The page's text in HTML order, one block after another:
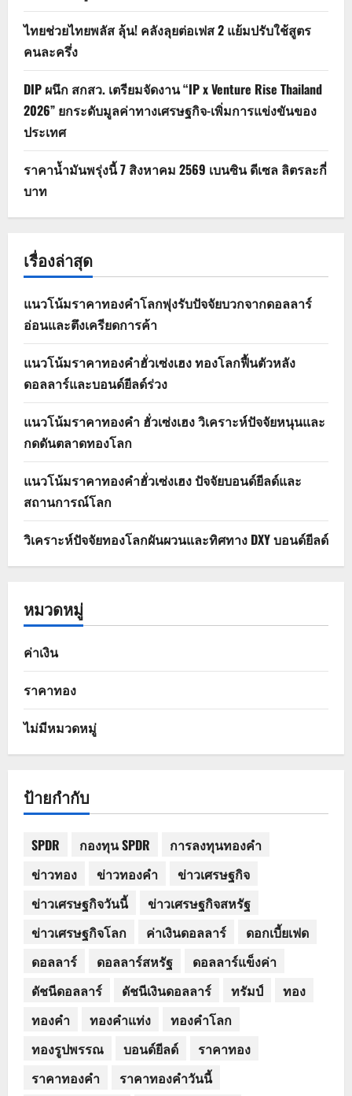
ไทยช่วยไทยพลัส ลุ้น! คลังลุยต่อเฟส 2 แย้มปรับใช้สูตร
คนละครึ่ง
DIP ผนึก สกสว. เตรียมจัดงาน “IP x Venture Rise Thailand
2026” ยกระดับมูลค่าทางเศรษฐกิจ-เพิ่มการแข่งขันของ
ประเทศ
ราคาน้ำมันพรุ่งนี้ 7 สิงหาคม 2569 เบนซิน ดีเซล ลิตรละกี่
บาท
เรื่องล่าสุด
แนวโน้มราคาทองคำโลกพุ่งรับปัจจัยบวกจากดอลลาร์
อ่อนและตึงเครียดการค้า
แนวโน้มราคาทองคำฮั่วเซ่งเฮง ทองโลกฟื้นตัวหลัง
ดอลลาร์และบอนด์ยีลด์ร่วง
แนวโน้มราคาทองคำ ฮั่วเซ่งเฮง วิเคราะห์ปัจจัยหนุนและ
กดดันตลาดทองโลก
แนวโน้มราคาทองคำฮั่วเซ่งเฮง ปัจจัยบอนด์ยีลด์และ
สถานการณ์โลก
วิเคราะห์ปัจจัยทองโลกผันผวนและทิศทาง DXY บอนด์ยีลด์
หมวดหมู่
ค่าเงิน
ราคาทอง
ไม่มีหมวดหมู่
ป้ายกำกับ
SPDR กองทุน SPDR
การลงทุนทองคำ
ข่าวทอง
ข่าวทองคำ
ข่าวเศรษฐกิจ
ข่าวเศรษฐกิจวันนี้
ข่าวเศรษฐกิจสหรัฐ
ข่าวเศรษฐกิจโลก
ค่าเงินดอลลาร์
ดอกเบี้ยเฟด
ดอลลาร์
ดอลลาร์สหรัฐ
ดอลลาร์แข็งค่า
ดัชนีดอลลาร์
ดัชนีเงินดอลลาร์ ทรัมป์
ทอง
ทองคำ
ทองคำแท่ง
ทองคำโลก
ทองรูปพรรณ
บอนด์ยีลด์
ราคาทอง
ราคาทองคำ
ราคาทองคำวันนี้